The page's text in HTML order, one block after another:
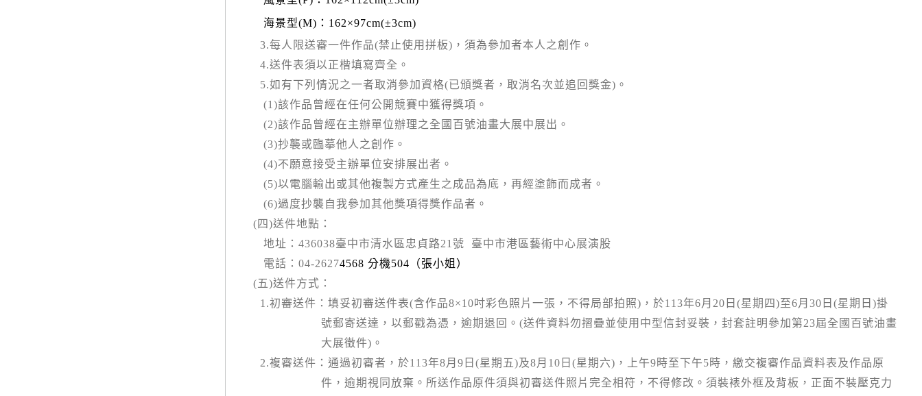
海景型(M) ： 162×97cm(±3cm)
3.每人限送審一件作品(禁止使用拼板) ，須為參加者本人之創作。
4.送件表須以正楷填寫齊全。
5.如有下列情況之一者取消參加資格(已頒獎者，取消名次並追回獎金) 。
(1)該作品曾經在任何公開競賽中獲得獎項。
(2)該作品曾經在主辦單位辦理之全國百號油畫大展中展出。
(3)抄襲或臨摹他人之創作。
(4)不願意接受主辦單位安排展出者。
(5)以電腦輸出或其他複製方式產生之成品為底，再經塗飾而成者。
(6)過度抄襲自我參加其他獎項得獎作品者。
(四)送件地點：
地址： 436038臺中市清水區忠貞路21 號
臺中市港區藝術中心展演股
電話： 04-26274568 分機504 （張小姐）
(五)送件方式：
1.初審送件：填妥初審送件表(含作品8×10吋彩色照片一張，不得局部拍照) ，於113年6月 20 日 (星期四)至6月 30 日 (星期日 )掛
號郵寄送達，以郵戳為憑，逾期退回。 (送件資料勿摺疊並使用中型信封妥裝，封套註明參加第23屆全國百號油畫
大展徵件) 。
2.複審送件：通過初審者，於113年8月 9 日 (星期五)及8月 10 日 (星期六) ，上午9時至下午5時，繳交複審作品資料表及作品原
件，逾期視同放棄。所送作品原件須與初審送件照片完全相符，不得修改。須裝裱外框及背板，正面不裝壓克力